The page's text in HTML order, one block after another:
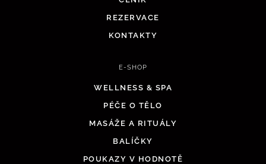
REZERVACE
KONTAKTY
E-SHOP
WELLNESS & SPA
PÉČE O TĚLO
MASÁŽE A RITUÁLY
BALÍČKY
POUKAZY V HODNOTĚ